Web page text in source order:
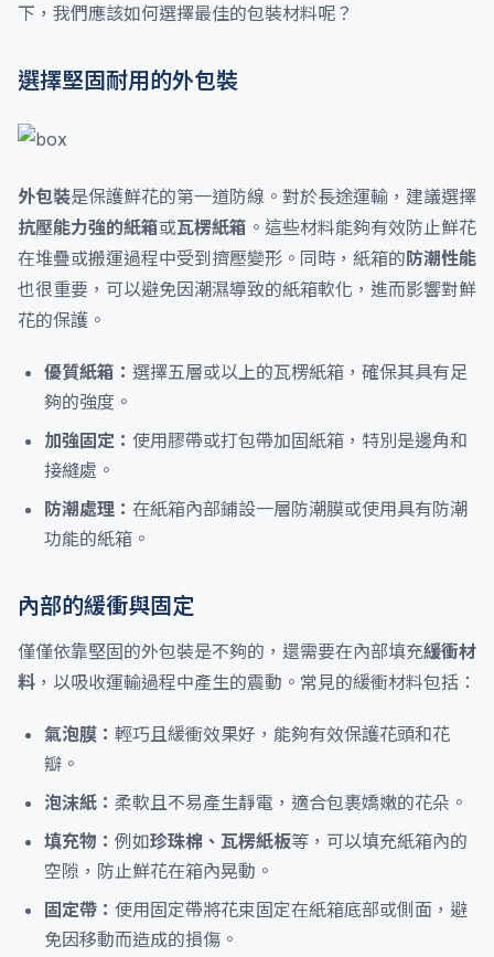
下，我們應該如何選擇最佳的包裝材料呢？
選擇堅固耐用的外包裝
外包裝是保護鮮花的第一道防線。對於長途運輸，建議選擇
抗壓能力強的紙箱或瓦楞紙箱 。這些材料能夠有效防止鮮花
在堆疊或搬運過程中受到擠壓變形。同時，紙箱的 防潮性能
也很重要，可以避免因潮濕導致的紙箱軟化，進而影響對鮮
花的保護。
優質紙箱： 選擇五層或以上的瓦楞紙箱，確保其具有足
夠的強度。
加強固定： 使用膠帶或打包帶加固紙箱，特別是邊角和
接縫處。
防潮處理： 在紙箱內部鋪設一層防潮膜或使用具有防潮
功能的紙箱。
內部的緩衝與固定
僅僅依靠堅固的外包裝是不夠的，還需要在內部填充緩衝材
料 ，以吸收運輸過程中產生的震動。常見的緩衝材料包括：
氣泡膜： 輕巧且緩衝效果好，能夠有效保護花頭和花
瓣。
泡沫紙： 柔軟且不易產生靜電，適合包裹嬌嫩的花朵。
填充物： 例如珍珠棉、瓦楞紙板等，可以填充紙箱內的
空隙，防止鮮花在箱內晃動。
固定帶： 使用固定帶將花束固定在紙箱底部或側面，避
免因移動而造成的損傷。